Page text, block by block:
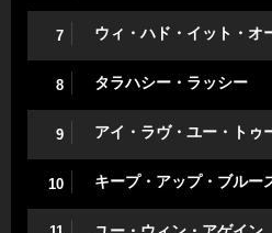
7 ウィ・ハド・イット・オ
8 タラハシー・ラッシー
9 アイ・ラヴ・ユー・トゥ
10 キープ・アップ・ブルー